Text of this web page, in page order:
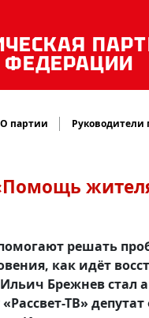
ФЕДЕРАЦИИ
О партии Руководители
решать
как идёт
Брежнев стал
ТВ»